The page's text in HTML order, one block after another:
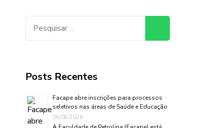
Posts Recentes
Facape abre inscrições para processos
seletivos nas áreas de Saúde e Educação
06/08/2026